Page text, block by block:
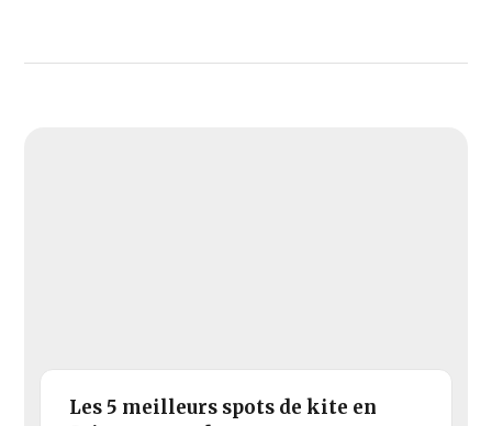
Les 5 meilleurs spots de kite en